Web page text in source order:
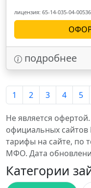
лицензия: 65-14-035-04-
подробнее
1 2 3 4 5
Не является
официальных
тарифы на сайте, по
МФО. Дата
Категории